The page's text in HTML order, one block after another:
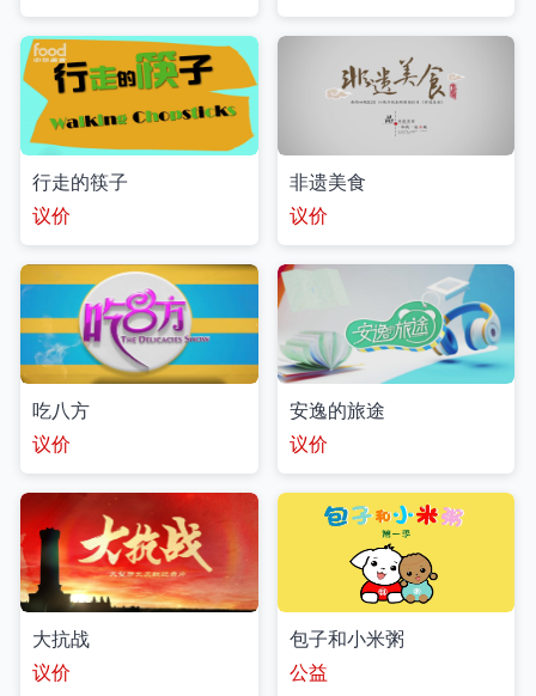
行走的筷子
议价
非遗美食
议价
吃八方
议价
安逸的旅途
议价
大抗战
议价
包子和小米粥
公益